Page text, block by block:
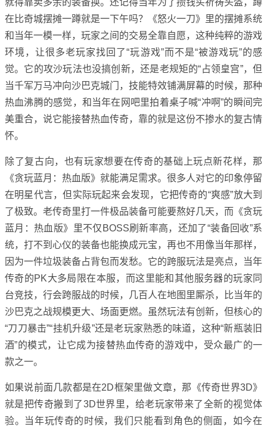
在比奇城摆摊一蹲就是一下午吗？《怒火一刀》里的摆摊系统
和当年一模一样，玩家之间的交易全靠自愿，这种纯粹的游戏
环境，让很多老玩家找回了“玩游戏”而不是“被游戏玩”的感
觉。它的攻沙玩法也没搞创新，还是老规矩的“占领皇宫”，但
当千军万马冲向沙巴克城门，技能特效铺满屏幕的时候，那种
热血沸腾的感觉，和当年在网吧里拍着桌子喊“冲啊”的瞬间完
美重合，说它能接替热血传奇，靠的就是这份不掺水的复古情
怀。
除了复古向，也有玩家想要在传奇的基础上玩点新花样，那
《贪玩蓝月：热血版》就能满足需求。很多人对它的印象停留
在明星代言，但实际玩起来会发现，它把传奇的“爽感”放大到
了极致。老传奇里打一件极品装备可能要熬好几天，而《贪玩
蓝月：热血版》里不仅BOSS刷新率高，还加了“装备回收”系
统，打不到心仪的装备也能换成元宝，再也不用像当年那样，
因为一件垃圾装备占背包而发愁。它的跨服玩法是亮点，当年
传奇的PK大多局限在本服，而这里能和其他服务器的玩家同
台竞技，行会跨服战的时候，几百人在地图里厮杀，比当年的
沙巴克之战规模更大、场面更燃。虽然玩法有创新，但核心的
“刀刀暴击”“挂机升级”还是老玩家熟悉的味道，这种“新瓶装旧
酒”的模式，让它成为接替热血传奇的游戏中，受众最广的一
款之一。
如果说前面几款都是在2D框架里做文章，那《传奇世界3D》
就是把传奇搬到了3D世界里，给老玩家带来了全新的视觉体
验。当年玩传奇的时候，我们只能看到角色的侧面，如今在